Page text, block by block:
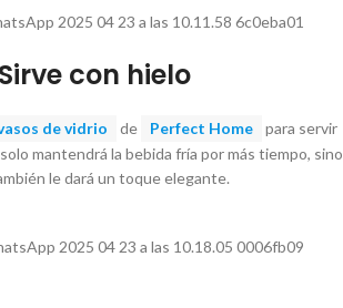
Sirve con hielo
de vidrio de Perfect Home
para servir
mantendrá la bebida fría por más tiempo, sino
le dará un toque elegante.